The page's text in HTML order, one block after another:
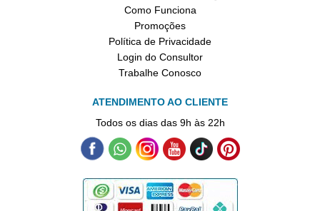
Como Funciona
Promoções
Política de Privacidade
Login do Consultor
Trabalhe Conosco
ATENDIMENTO AO CLIENTE
Todos os dias das 9h às 22h